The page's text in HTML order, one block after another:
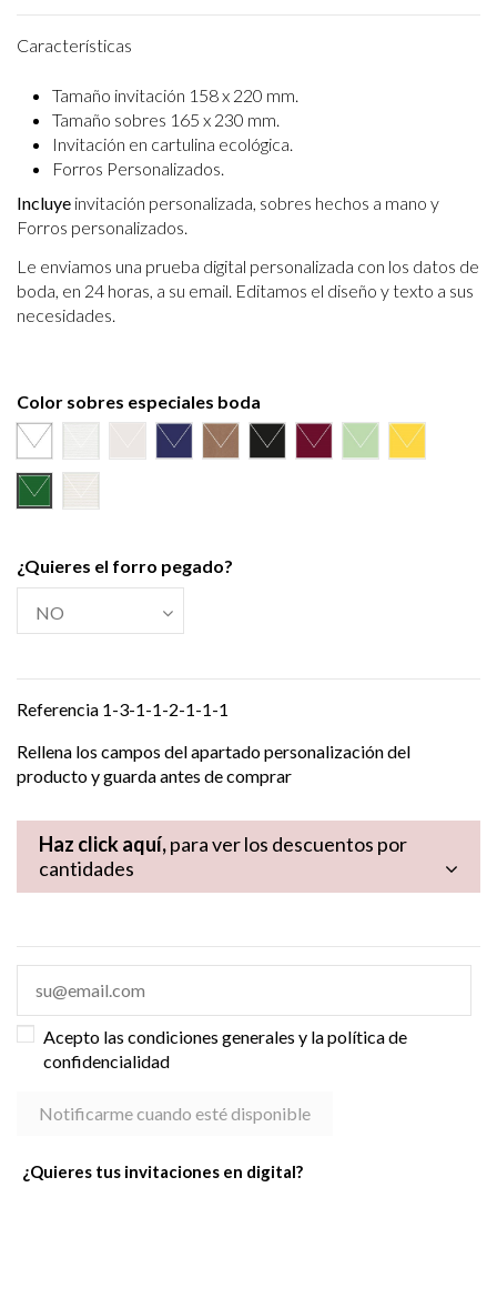
Características
Tamaño invitación 158 x 220 mm.
Tamaño sobres 165 x 230 mm.
Invitación en cartulina ecológica.
Forros Personalizados.
Incluye invitación personalizada, sobres hechos a mano y
Forros personalizados.
Le enviamos una prueba digital personalizada con los datos de
boda, en 24 horas, a su email. Editamos el diseño y texto a sus
necesidades.
Color sobres especiales boda
Blanco
Verjurado blanco
Ecológico hueso
Azul MarinoTextura Kraft
Negro BurdeosVerde wasabi
Amarillo
Verde OlivoVerjurado crema
¿Quieres el forro pegado?
Referencia 1-3-1-1-2-1-1-1
Rellena los campos del apartado personalización del
producto y guarda antes de comprar
Haz click aquí,para ver los descuentos por
cantidades
Acepto las condiciones generales y la política de
confidencialidad
¿Quieres tus invitaciones en digital?